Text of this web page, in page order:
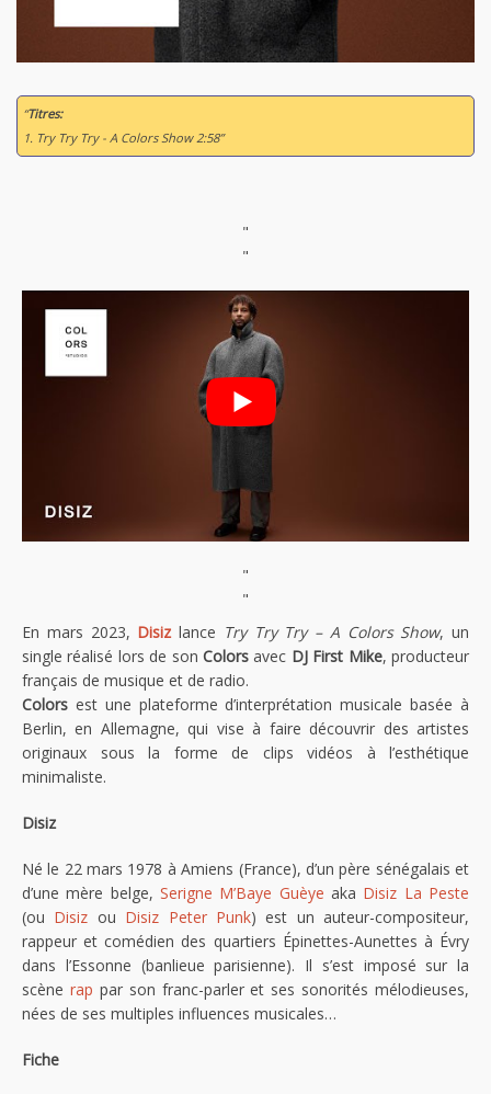
“Titres:
1. Try Try Try - A Colors Show 2:58”
"
"
"
"
En mars 2023, Disizlance Try Try Try – A Colors Show, un
single réalisé lors de son Colors avec DJ First Mike, producteur
français de musique et de radio.
Colors est une plateforme d’interprétation musicale basée à
Berlin, en Allemagne, qui vise à faire découvrir des artistes
originaux sous la forme de clips vidéos à l’esthétique
minimaliste.
Disiz
Né le 22 mars 1978 à Amiens (France), d’un père sénégalais et
d’une mère belge, Serigne M’Baye Guèye aka Disiz La Peste
(ou Disiz ou Disiz Peter Punk) est un auteur-compositeur,
rappeur et comédien des quartiers Épinettes-Aunettes à Évry
dans l’Essonne (banlieue parisienne). Il s’est imposé sur la
scène rap par son franc-parler et ses sonorités mélodieuses,
nées de ses multiples influences musicales…
Fiche